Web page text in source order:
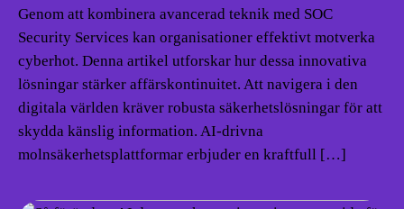
Genom att kombinera avancerad teknik med SOC
Security Services kan organisationer effektivt motverka
cyberhot. Denna artikel utforskar hur dessa innovativa
lösningar stärker affärskontinuitet. Att navigera i den
digitala världen kräver robusta säkerhetslösningar för att
skydda känslig information. AI-drivna
molnsäkerhetsplattformar erbjuder en kraftfull […]